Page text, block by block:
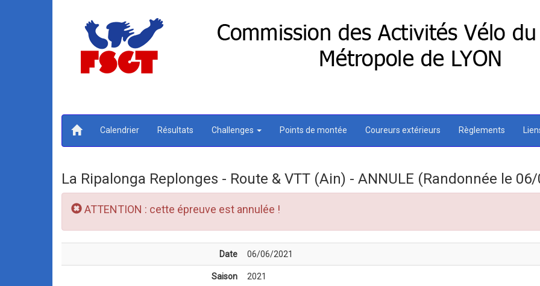
Calendrier Résultats Challenges Points de montée Coureurs extérieurs Règlements
La Ripalonga Replonges - Route & VTT (Ain) - ANNULE (Randonnée le
ATTENTION : cette épreuve est annulée !
Date 06/06/2021
Saison 2021